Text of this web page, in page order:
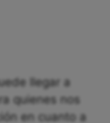
llegar a
quienes nos
en cuanto a